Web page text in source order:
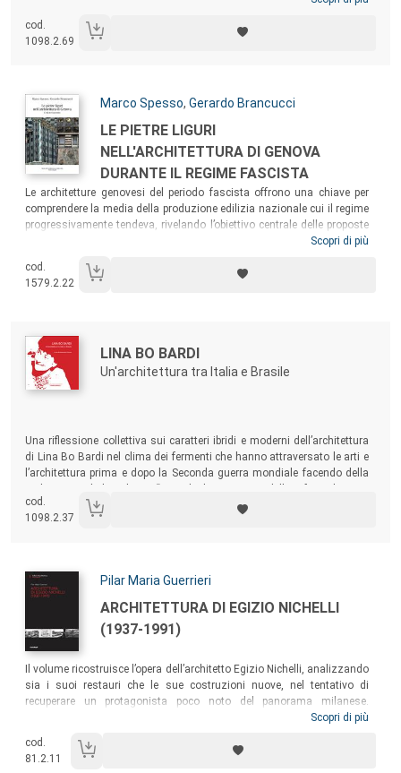
porre alla base delle scelte operative e sulle conoscenze su cui fondare
il riconoscimento delle qualità da salvaguardare.
cod.
1098.2.69
Autori:
Marco Spesso, Gerardo Brancucci
Titolo:
LE PIETRE LIGURI
NELL'ARCHITETTURA DI GENOVA
DURANTE IL REGIME FASCISTA
Sommario:
Le architetture genovesi del periodo fascista offrono una chiave per
comprendere la media della produzione edilizia nazionale cui il regime
progressivamente tendeva, rivelando l’obiettivo centrale delle proposte
di Marcello Piacentini riguardo a un’architettura italiana destinata alle
qualità. Le pietre liguri ne costituirono una componente espressiva
fondamentale nei valori tettonici, materici e cromatici, come questo
Scopri di più
cod.
1579.2.22
Autori:
Titolo:
LINA BO BARDI
Un'architettura tra Italia e Brasile
Sommario:
Una riflessione collettiva sui caratteri ibridi e moderni dell’architettura
di Lina Bo Bardi nel clima dei fermenti che hanno attraversato le arti e
l’architettura prima e dopo la Seconda guerra mondiale facendo della
latinoamericana del progetto globale delle avanguardie storiche
europee spazzate via dai regimi totalitari” (Eduardo Subirats, 1991).
cod.
1098.2.37
Autori:
Pilar Maria Guerrieri
Titolo:
ARCHITETTURA DI EGIZIO NICHELLI
(1937-1991)
Sommario:
Il volume ricostruisce l’opera dell’architetto Egizio Nichelli, analizzando
sia i suoi restauri che le sue costruzioni nuove, nel tentativo di
recuperare un protagonista poco noto del panorama milanese.
L’architettura di Nichelli è caratterizzata da un delicato equilibrio tra
Milano e la realizzazione di opere nuove a carattere sociale, con
spostamenti da modelli razionalisti a quelli più organici.
Scopri di più
cod.
81.2.11